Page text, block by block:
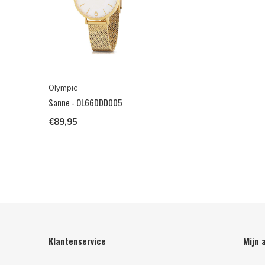
Olympic
Sanne - OL66DDD005
€89,95
Klantenservice Mijn